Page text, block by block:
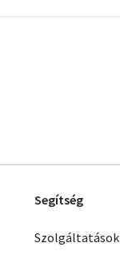
Segítség
Szolgáltatások